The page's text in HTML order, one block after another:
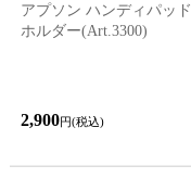
アプソン ハンディパッド
ホルダー(Art.3300)
2,900円(税込)